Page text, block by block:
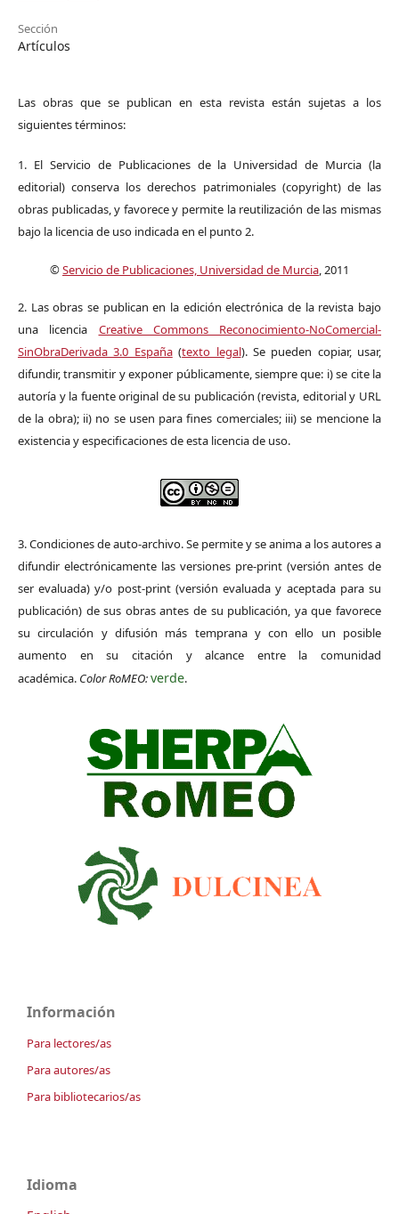
Sección
Artículos
Las obras que se publican en esta revista están sujetas a los
siguientes términos:
1. El Servicio de Publicaciones de la Universidad de Murcia (la
editorial) conserva los derechos patrimoniales (copyright) de las
obras publicadas, y favorece y permite la reutilización de las mismas
bajo la licencia de uso indicada en el punto 2.
©Servicio de Publicaciones, Universidad de Murcia, 2011
2. Las obras se publican en la edición electrónica de la revista bajo
una licencia Creative Commons Reconocimiento-NoComercial-
SinObraDerivada 3.0 España(texto legal). Se pueden copiar, usar,
difundir, transmitir y exponer públicamente, siempre que: i) se cite la
autoría y la fuente original de su publicación (revista, editorial y URL
de la obra); ii) no se usen para fines comerciales; iii) se mencione la
existencia y especificaciones de esta licencia de uso.
3. Condiciones de auto-archivo. Se permite y se anima a los autores a
difundir electrónicamente las versiones pre-print (versión antes de
ser evaluada) y/o post-print (versión evaluada y aceptada para su
publicación) de sus obras antes de su publicación, ya que favorece
su circulación y difusión más temprana y con ello un posible
aumento en su citación y alcance entre la comunidad
académica. Color RoMEO:verde.
Información
Para lectores/as
Para autores/as
Para bibliotecarios/as
Idioma